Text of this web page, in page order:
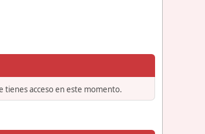
tienes acceso en este momento.